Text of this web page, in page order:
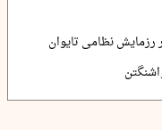
نظامی تایوان